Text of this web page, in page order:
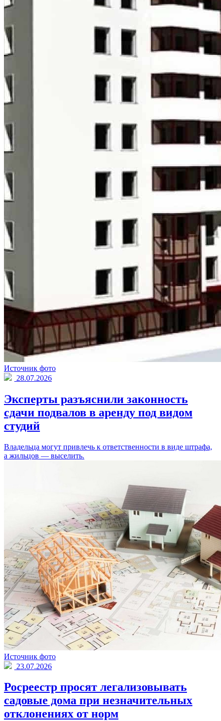
Источник фото
28.07.2026
Эксперты разъяснили законность
сдачи подвалов в аренду под видом
студий
Владельца могут привлечь к ответственности в виде штрафа,
а жильцов — выселить.
Источник фото
23.07.2026
Росреестр просят легализовывать
садовые дома при незначительных
отклонениях от норм